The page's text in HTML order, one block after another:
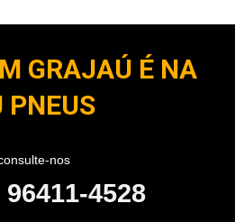
GRAJAÚ É NA
PNEUS
nos
96411-4528